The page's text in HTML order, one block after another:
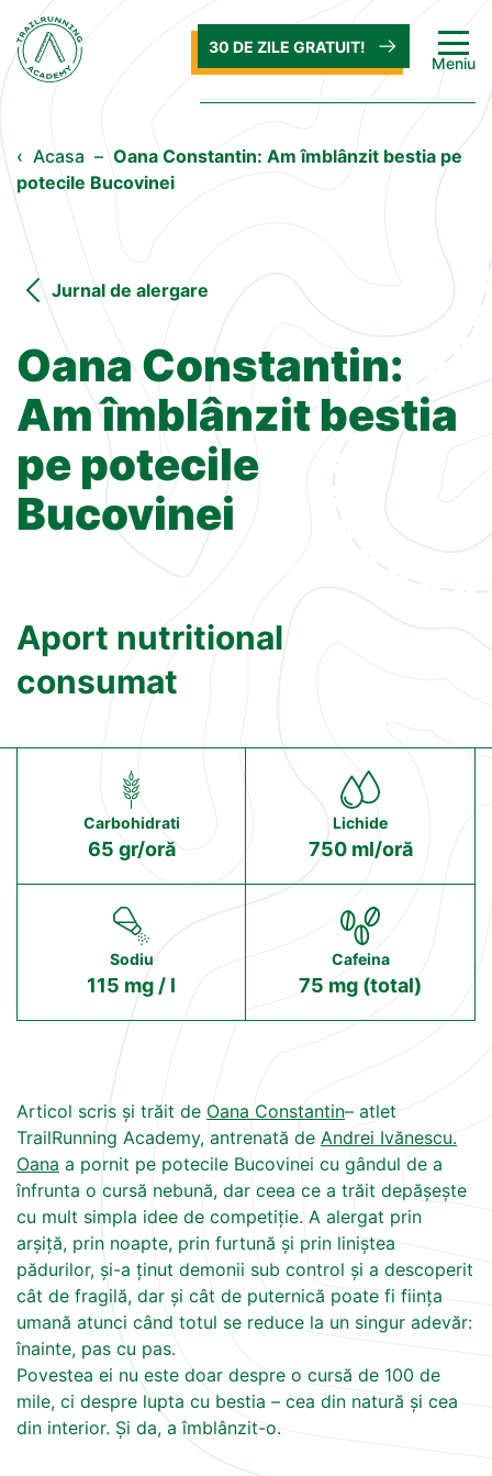
Meniu
30 DE ZILE GRATUIT!
‹ Acasa – Oana Constantin: Am îmblânzit bestia pe
potecile Bucovinei
Jurnal de alergare
Oana Constantin:
Am îmblânzit bestia
pe potecile
Bucovinei
Aport nutritional
consumat
Carbohidrati
65 gr/oră
Lichide
750 ml/oră
Sodiu
115 mg / l
Cafeina
75 mg (total)
Articol scris și trăit de Oana Constantin– atlet
TrailRunning Academy, antrenată de Andrei Ivănescu.
Oana a pornit pe potecile Bucovinei cu gândul de a
înfrunta o cursă nebună, dar ceea ce a trăit depășește
cu mult simpla idee de competiție. A alergat prin
arșiță, prin noapte, prin furtună și prin liniștea
pădurilor, și-a ținut demonii sub control și a descoperit
cât de fragilă, dar și cât de puternică poate fi ființa
umană atunci când totul se reduce la un singur adevăr:
înainte, pas cu pas.
Povestea ei nu este doar despre o cursă de 100 de
mile, ci despre lupta cu bestia – cea din natură și cea
din interior. Și da, a îmblânzit-o.